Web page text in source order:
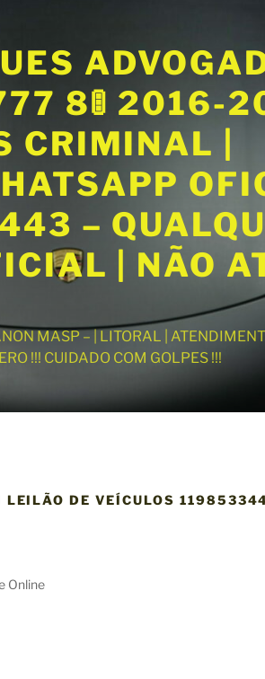
8🚦 2016-
CRIMINAL |
–
| NÃO
MASP – | LITORAL |
!!! CUIDADO COM GOLPES !!!
LEILÃO DE VEÍCULOS
Online